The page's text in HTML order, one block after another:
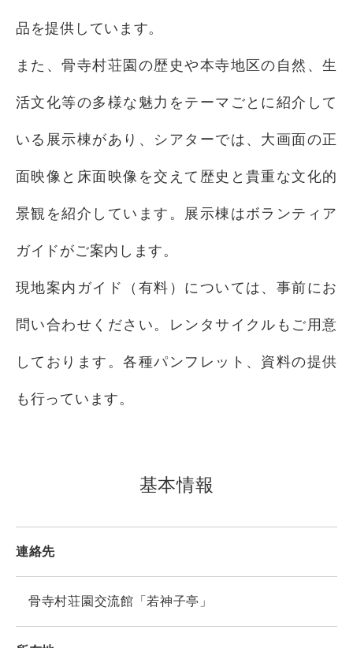
品を提供しています。
また、骨寺村荘園の歴史や本寺地区の自然、生
活文化等の多様な魅力をテーマごとに紹介して
いる展示棟があり、シアターでは、大画面の正
面映像と床面映像を交えて歴史と貴重な文化的
景観を紹介しています。展示棟はボランティア
ガイドがご案内します。
現地案内ガイド（有料）については、事前にお
問い合わせください。レンタサイクルもご用意
しております。各種パンフレット、資料の提供
も行っています。
基本情報
連絡先
骨寺村荘園交流館「若神子亭」